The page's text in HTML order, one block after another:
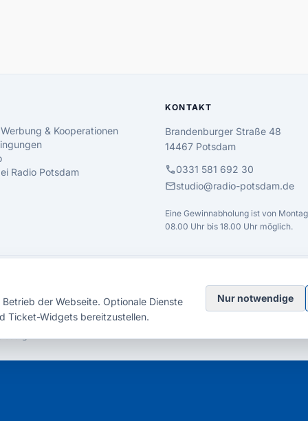
& Kooperationen
Radio Potsdam
KONTAKT
Brandenburger Straße 48
14467 Potsdam
call0331 581 692 30
mailstudio@radio-potsdam.de
Eine Gewinnabholung ist von
08.00 Uhr bis 18.00 Uhr möglich.
der Webseite. Optionale Dienste
Ticket-Widgets bereitzustellen.
Nur notwendige